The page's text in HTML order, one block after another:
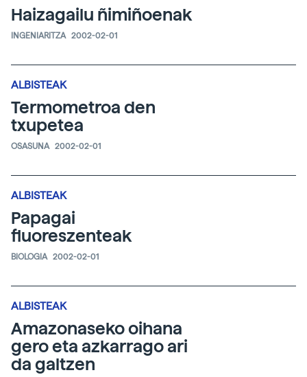
Haizagailu ñimiñoenak
INGENIARITZA 2002-02-01
ALBISTEAK
Termometroa den
txupetea
OSASUNA 2002-02-01
ALBISTEAK
Papagai
fluoreszenteak
BIOLOGIA 2002-02-01
ALBISTEAK
Amazonaseko oihana
gero eta azkarrago ari
da galtzen